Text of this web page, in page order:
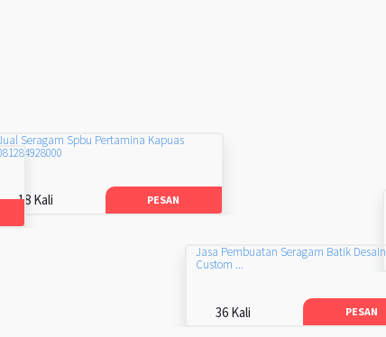
Seragam Spbu Pertamina Kapuas
18 Kali PESAN
Jasa Pembuatan Seragam Batik Desain
Custom ...
36 Kali PESAN